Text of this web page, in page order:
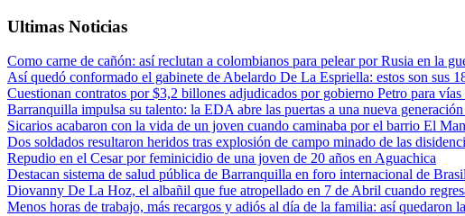
Ultimas Noticias
Como carne de cañón: así reclutan a colombianos para pelear por Rusia en la
Así quedó conformado el gabinete de Abelardo De La Espriella: estos son sus
Cuestionan contratos por $3,2 billones adjudicados por gobierno Petro para
Barranquilla impulsa su talento: la EDA abre las puertas a una nueva generación
Sicarios acabaron con la vida de un joven cuando caminaba por el barrio El
Dos soldados resultaron heridos tras explosión de campo minado de las
Repudio en el Cesar por feminicidio de una joven de 20 años en Aguachica
Destacan sistema de salud pública de Barranquilla en foro internacional de
Diovanny De La Hoz, el albañil que fue atropellado en 7 de Abril cuando
Menos horas de trabajo, más recargos y adiós al día de la familia: así quedaron